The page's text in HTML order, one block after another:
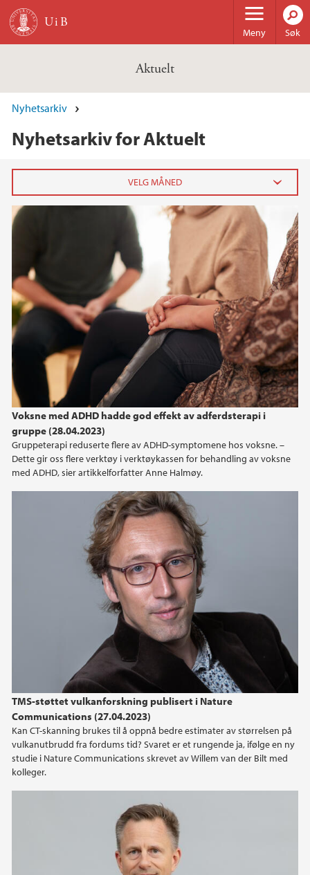
Hopp til hovedinnhold
Meny Søk
Aktuelt
Nyhetsarkiv
Nyhetsarkiv for Aktuelt
Voksne med ADHD hadde god effekt av adferdsterapi i
gruppe (28.04.2023)
Gruppeterapi reduserte flere av ADHD-symptomene hos voksne. –
Dette gir oss flere verktøy i verktøykassen for behandling av voksne
med ADHD, sier artikkelforfatter Anne Halmøy.
TMS-støttet vulkanforskning publisert i Nature
Communications (27.04.2023)
Kan CT-skanning brukes til å oppnå bedre estimater av størrelsen på
vulkanutbrudd fra fordums tid? Svaret er et rungende ja, ifølge en ny
studie i Nature Communications skrevet av Willem van der Bilt med
kolleger.
2026
februar (7)
januar (12)
2025
2024
2023
2020
2019
2018
2017
2016
2015
2014
2013
2012